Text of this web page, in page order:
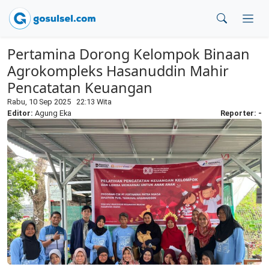
Pertamina Dorong Kelompok Binaan
Agrokompleks Hasanuddin Mahir
Pencatatan Keuangan
Rabu, 10 Sep 2025 22:13 Wita
Editor: Agung Eka Reporter: -